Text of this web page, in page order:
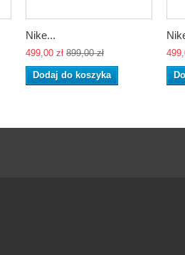
Nike...
499,00 zł 899,00 zł
Dodaj do koszyka